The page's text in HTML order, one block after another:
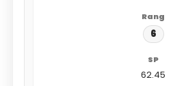
6
62.45